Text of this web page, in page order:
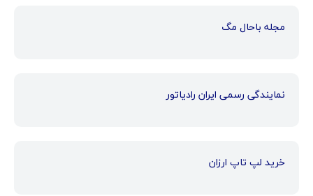
مجله باحال مگ
نمایندگی رسمی ایران رادیاتور
خرید لپ تاپ ارزان